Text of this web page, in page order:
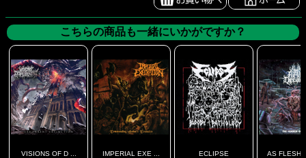
こちらの商品も一緒にいかがですか？
VISIONS OF D ... IMPERIAL EXE ... ECLIPSE AS FLESH